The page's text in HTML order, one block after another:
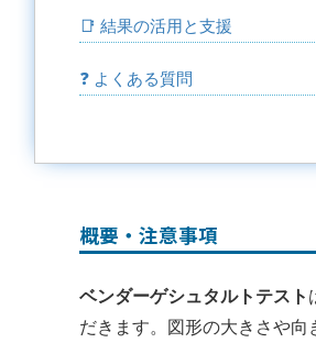
📑 結果の活用と支援
❓ よくある質問
概要・注意事項
ベンダーゲシュタルトテスト
だきます。図形の大きさや